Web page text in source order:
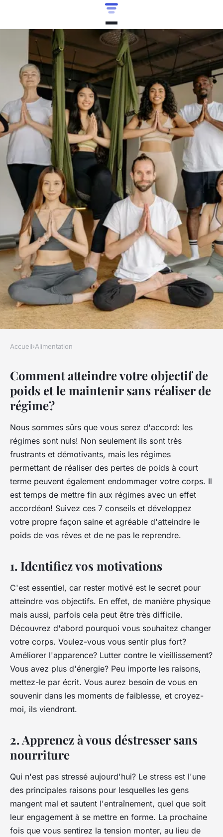
7 conseils pour une perte de
poids durable
Accueil›Alimentation
Comment atteindre votre objectif de
poids et le maintenir sans réaliser de
régime?
Nous sommes sûrs que vous serez d'accord: les
régimes sont nuls! Non seulement ils sont très
frustrants et démotivants, mais les régimes
permettant de réaliser des pertes de poids à court
terme peuvent également endommager votre corps. Il
est temps de mettre fin aux régimes avec un effet
accordéon! Suivez ces 7 conseils et développez
votre propre façon saine et agréable d'atteindre le
poids de vos rêves et de ne pas le reprendre.
1. Identifiez vos motivations
C'est essentiel, car rester motivé est le secret pour
atteindre vos objectifs. En effet, de manière physique
mais aussi, parfois cela peut être très difficile.
Découvrez d'abord pourquoi vous souhaitez changer
votre corps. Voulez-vous vous sentir plus fort?
Améliorer l'apparence? Lutter contre le vieillissement?
Vous avez plus d'énergie? Peu importe les raisons,
mettez-le par écrit. Vous aurez besoin de vous en
souvenir dans les moments de faiblesse, et croyez-
moi, ils viendront.
2. Apprenez à vous déstresser sans
nourriture
Qui n'est pas stressé aujourd'hui? Le stress est l'une
des principales raisons pour lesquelles les gens
mangent mal et sautent l'entraînement, quel que soit
leur engagement à se mettre en forme. La prochaine
fois que vous sentirez la tension monter, au lieu de